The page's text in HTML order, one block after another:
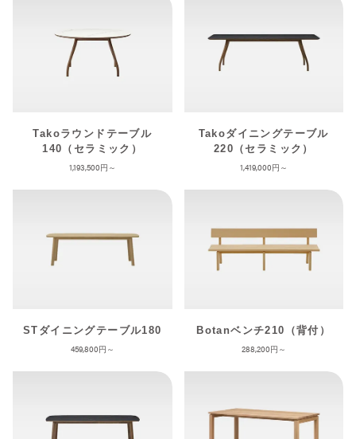
Takoラウンドテーブル
140（セラミック）
1,193,500
Takoダイニングテーブル
220（セラミック）
1,419,000
STダイニングテーブル180
459,800
Botanベンチ210（背付）
288,200